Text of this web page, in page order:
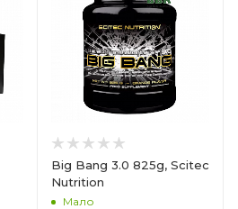
Big Bang 3.0 825g, Scitec
Nutrition
Мало